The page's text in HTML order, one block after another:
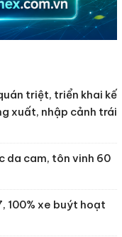
triệt, triển khai kế
xuất, nhập cảnh trái
da cam, tôn vinh 60
100% xe buýt hoạt